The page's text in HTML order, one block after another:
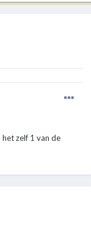
zelf 1 van de